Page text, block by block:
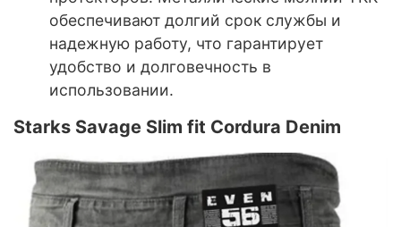
обеспечивают долгий срок службы и
надежную работу, что гарантирует
удобство и долговечность в
использовании.
Starks Savage Slim fit Cordura Denim